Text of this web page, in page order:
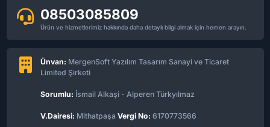
08503085809
Ürün ve hizmetlerimiz hakkında daha detaylı bilgi almak için hemen arayın.
Ünvan: MergenSoft Yazılım Tasarım Sanayi ve Ticaret
Limited Şirketi
Sorumlu: İsmail Alkaşi - Alperen Türkyılmaz
V.Dairesi: Mithatpaşa Vergi No: 6170773566